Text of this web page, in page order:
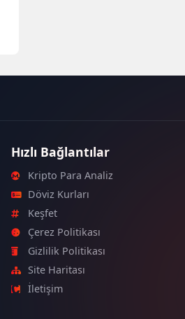
Hızlı Bağlantılar
Kripto Para Analiz
Döviz Kurları
Keşfet
Çerez Politikası
Gizlilik Politikası
Site Haritası
İletişim